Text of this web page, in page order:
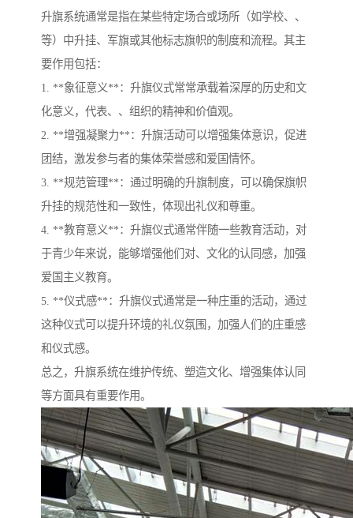
升旗系统通常是指在某些特定场合或场所（如学校、、
等）中升挂、军旗或其他标志旗帜的制度和流程。其主
要作用包括：
1. **象征意义**：升旗仪式常常承载着深厚的历史和文
化意义，代表、、组织的精神和价值观。
2. **增强凝聚力**：升旗活动可以增强集体意识，促进
团结，激发参与者的集体荣誉感和爱国情怀。
3. **规范管理**：通过明确的升旗制度，可以确保旗帜
升挂的规范性和一致性，体现出礼仪和尊重。
4. **教育意义**：升旗仪式通常伴随一些教育活动，对
于青少年来说，能够增强他们对、文化的认同感，加强
爱国主义教育。
5. **仪式感**：升旗仪式通常是一种庄重的活动，通过
这种仪式可以提升环境的礼仪氛围，加强人们的庄重感
和仪式感。
总之，升旗系统在维护传统、塑造文化、增强集体认同
等方面具有重要作用。